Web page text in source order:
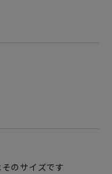
のサイズです